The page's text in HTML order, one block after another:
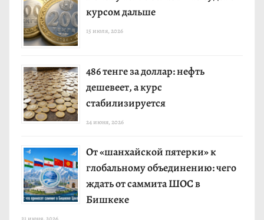
курсом дальше
15 июля, 2026
486 тенге за доллар: нефть
дешевеет, а курс
стабилизируется
24 июня, 2026
От «шанхайской пятерки» к
глобальному объединению: чего
ждать от саммита ШОС в
Бишкеке